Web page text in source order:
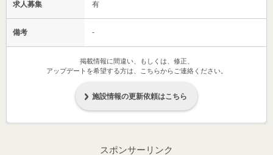
求人募集 有
備考 -
掲載情報に間違い、もしくは、修正、
アップデートを希望する方は、こちらからご連絡ください。
施設情報の更新依頼はこちら
スポンサーリンク